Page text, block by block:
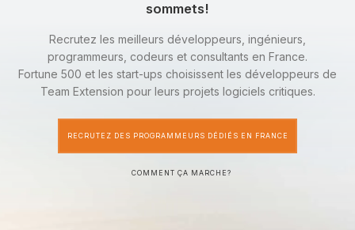
sommets!
Recrutez les meilleurs développeurs, ingénieurs,
programmeurs, codeurs et consultants en France.
Fortune 500 et les start-ups choisissent les développeurs de
Team Extension pour leurs projets logiciels critiques.
RECRUTEZ DES PROGRAMMEURS DÉDIÉS EN FRANCE
COMMENT ÇA MARCHE?